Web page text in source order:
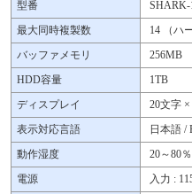
型番
最大同時複製数
14 （ハ
バッファメモリ
256MB
HDD容量
1TB
ディスプレイ
20文字
表示対応言語
日本語 /
動作湿度
20～80
電源
入力 :